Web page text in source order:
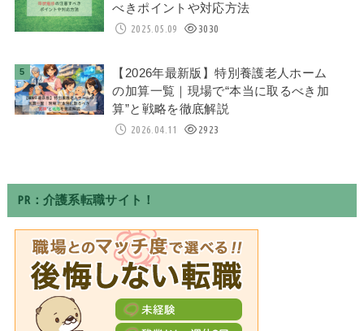
べきポイントや対応方法
2025.05.09 3030
【2026年最新版】特別養護老人ホーム
の加算一覧｜現場で“本当に取るべき加
算”と戦略を徹底解説
2026.04.11 2923
PR：介護系転職サイト！